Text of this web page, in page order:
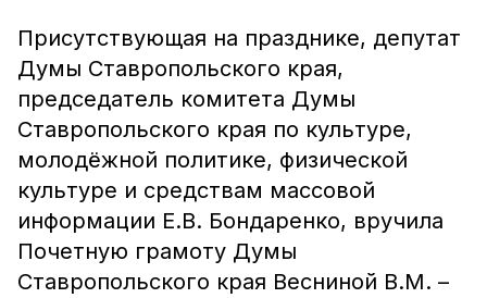
Присутствующая на празднике, депутат
Думы Ставропольского края,
председатель комитета Думы
Ставропольского края по культуре,
молодёжной политике, физической
культуре и средствам массовой
информации Е.В. Бондаренко, вручила
Почетную грамоту Думы
Ставропольского края Весниной В.М. –